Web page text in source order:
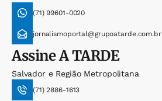
(71) 99601-0020
jornalismoportal@grupoatarde.com.br
AssineA TARDE
Salvador e Região Metropolitana
(71) 2886-1613